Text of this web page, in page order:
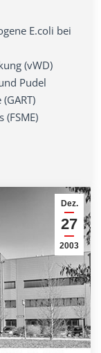
E.coli bei
(vWD)
Pudel
Dez.
27
2003